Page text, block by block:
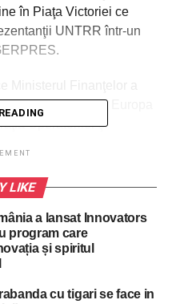
în Piaţa Victoriei ce
UNTRR într-un
Transportatorilor Europa
Operatorilor şi
şoferilor care efectuează
Federaţia
(FORT) şi Asociaţia
LIKE
a lansat Innovators
program care
și spiritul
cu tigari se face in